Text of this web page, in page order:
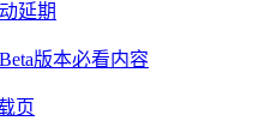
延期
版本必看内容
页